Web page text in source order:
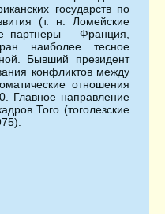
государств по
(т. н. Ломейские
партнеры – Франция,
наиболее тесное
Бывший президент
конфликтов между
отношения
Главное направление
Того (тоголезские